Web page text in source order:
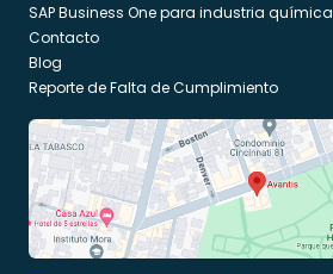
SAP Business One para industria química
Contacto
Blog
Reporte de Falta de Cumplimiento